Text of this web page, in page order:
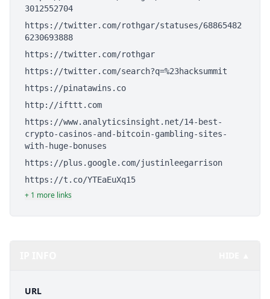
3012552704
https://twitter.com/rothgar/statuses/68865482
6230693888
https://twitter.com/rothgar
https://twitter.com/search?q=%23hacksummit
https://pinatawins.co
http://ifttt.com
https://www.analyticsinsight.net/14-best-
crypto-casinos-and-bitcoin-gambling-sites-
with-huge-bonuses
https://plus.google.com/justinleegarrison
https://t.co/YTEaEuXq15
+ 1 more links
URL